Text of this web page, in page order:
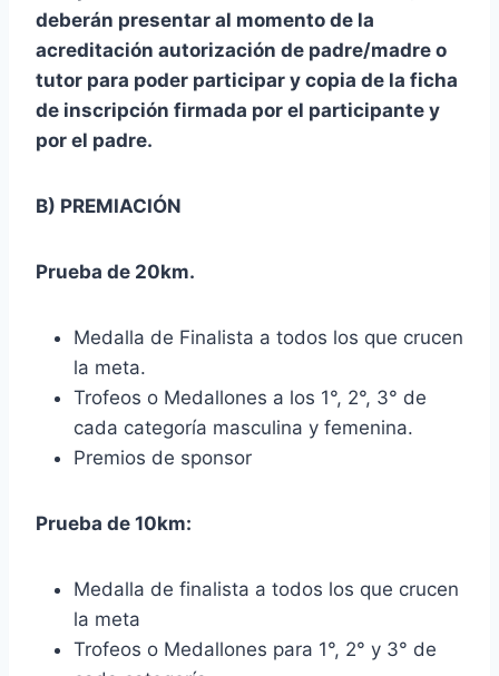
deberán presentar al momento de la
acreditación autorización de padre/madre o
tutor para poder participar y copia de la ficha
de inscripción firmada por el participante y
por el padre.
B) PREMIACIÓN
Prueba de 20km.
Medalla de Finalista a todos los que crucen
la meta.
Trofeos o Medallones a los 1°, 2°, 3° de
cada categoría masculina y femenina.
Premios de sponsor
Prueba de 10km:
Medalla de finalista a todos los que crucen
la meta
Trofeos o Medallones para 1°, 2° y 3° de